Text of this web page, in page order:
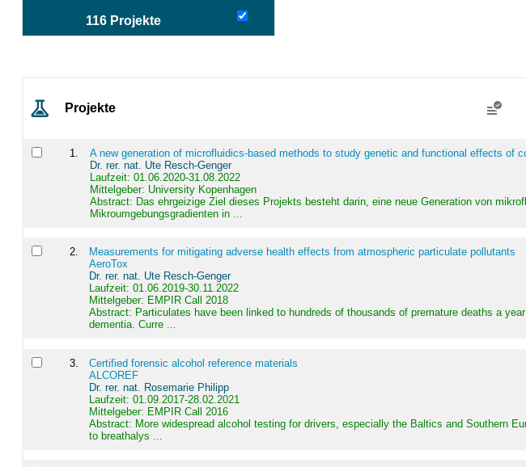
116 Projekte
Projekte
1
A new generation of microfluidics-based methods to study genetic and functional effects of
Dr. rer. nat. Ute Resch-Genger
Laufzeit: 01.06.2020-31.08.2022
Mittelgeber: University Kopenhagen
Abstract: Das ehrgeizige Ziel dieses Projekts besteht darin, eine neue Generation von
Mikroumgebungsgradienten in ...
2.
Measurements for mitigating adverse health effects from atmospheric particulate pollutants
AeroTox
Dr. rer. nat. Ute Resch-Genger
Laufzeit: 01.06.2019-30.11.2022
Mittelgeber: EMPIR Call 2018
Abstract: Particulates have been linked to hundreds of thousands of premature deaths a
dementia. Curre ...
3.
Certified forensic alcohol reference materials
ALCOREF
Dr. rer. nat. Rosemarie Philipp
Laufzeit: 01.09.2017-28.02.2021
Mittelgeber: EMPIR Call 2016
Abstract: More widespread alcohol testing for drivers, especially the Baltics and Southern
to breathalys ...